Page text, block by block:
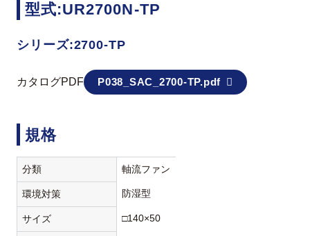
型式:UR2700N-TP
シリーズ:2700-TP
カタログPDF P038_SAC_2700-TP.pdf
規格
分類 軸流ファン
環境対策 防湿型
サイズ □140×50